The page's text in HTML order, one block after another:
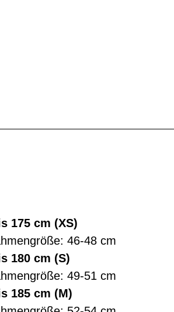
175 cm (XS)
46-48 cm
180 cm (S)
49-51 cm
185 cm (M)